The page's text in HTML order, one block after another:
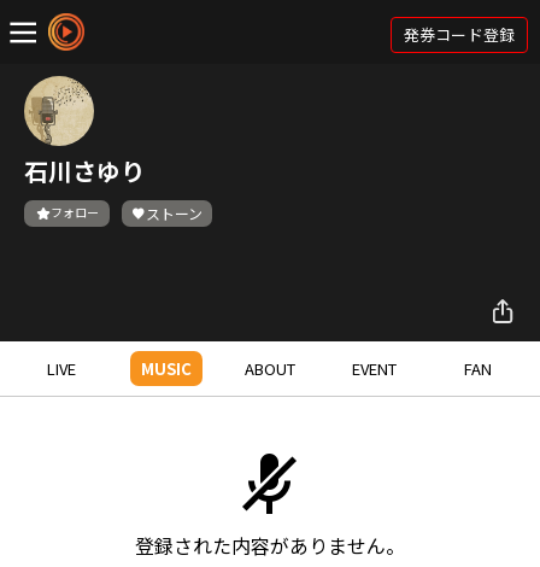
発券コード登録
石川さゆり
フォロー ストーン
LIVE MUSIC ABOUT EVENT FAN
登録された内容がありません。